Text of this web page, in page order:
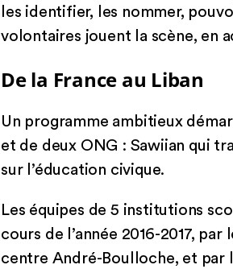
les identifier, les nommer,
volontaires jouent la scène, en
De la France au Liban
Un programme ambitieux
et de deux ONG : Sawiian qui
sur l’éducation civique.
Les équipes de 5 institutions
cours de l’année 2016-2017,
centre André-Boulloche, et par